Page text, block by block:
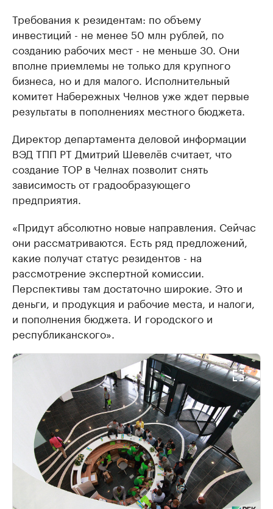
Требования к резидентам: по объему
инвестиций - не менее 50 млн рублей, по
созданию рабочих мест - не меньше 30. Они
вполне приемлемы не только для крупного
бизнеса, но и для малого. Исполнительный
комитет Набережных Челнов уже ждет первые
результаты в пополнениях местного бюджета.
Директор департамента деловой информации
ВЭД ТПП РТ Дмитрий Шевелёв считает, что
создание ТОР в Челнах позволит снять
зависимость от градообразующего
предприятия.
«Придут абсолютно новые направления. Сейчас
они рассматриваются. Есть ряд предложений,
какие получат статус резидентов - на
рассмотрение экспертной комиссии.
Перспективы там достаточно широкие. Это и
деньги, и продукция и рабочие места, и налоги,
и пополнения бюджета. И городского и
республиканского».